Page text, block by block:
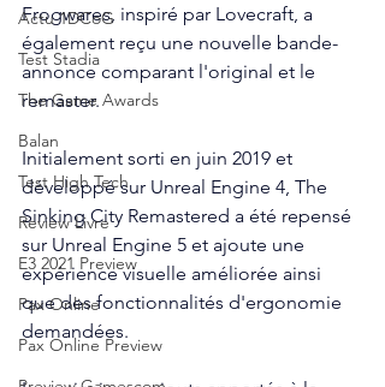
Actu 1DCoG
Test Stadia
The Game Awards
Balan
Test High Tech
Review Livre
E3 2021 Preview
Pax Online
Pax Online Preview
Frogwares, inspiré par Lovecraft, a
également reçu une nouvelle bande-
annonce comparant l'original et le
remaster.
Initialement sorti en juin 2019 et
développé sur Unreal Engine 4, The
Sinking City Remastered a été repensé
sur Unreal Engine 5 et ajoute une
expérience visuelle améliorée ainsi
que des fonctionnalités d'ergonomie
demandées.